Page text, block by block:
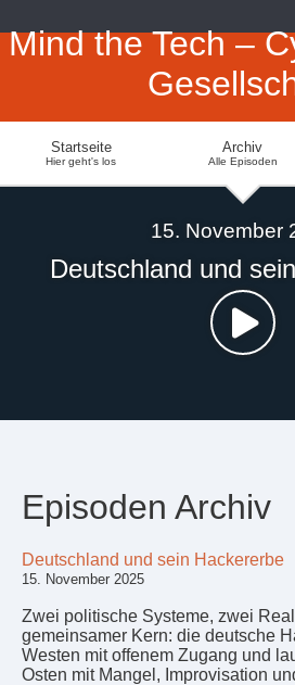
Mind the Tech –
Startseite
Hier geht's los
Archiv
Alle Episoden
15. November
Deutschland und
Episoden Archiv
Deutschland und sein Hackererbe
15. November 2025
Zwei politische Systeme, zwei
gemeinsamer Kern: die deutsche
Westen mit offenem Zugang und
Osten mit Mangel, Improvisation